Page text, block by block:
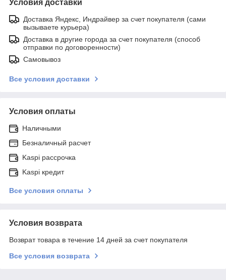
Условия доставки
Доставка Яндекс, Индрайвер за счет покупателя (сами
вызываете курьера)
Доставка в другие города за счет покупателя (способ
отправки по договоренности)
Самовывоз
Все условия доставки
Условия оплаты
Наличными
Безналичный расчет
Kaspi рассрочка
Kaspi кредит
Все условия оплаты
Условия возврата
Возврат товара в течение 14 дней за счет покупателя
Все условия возврата